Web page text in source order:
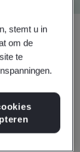
Delen:
stemt u in
om de
te